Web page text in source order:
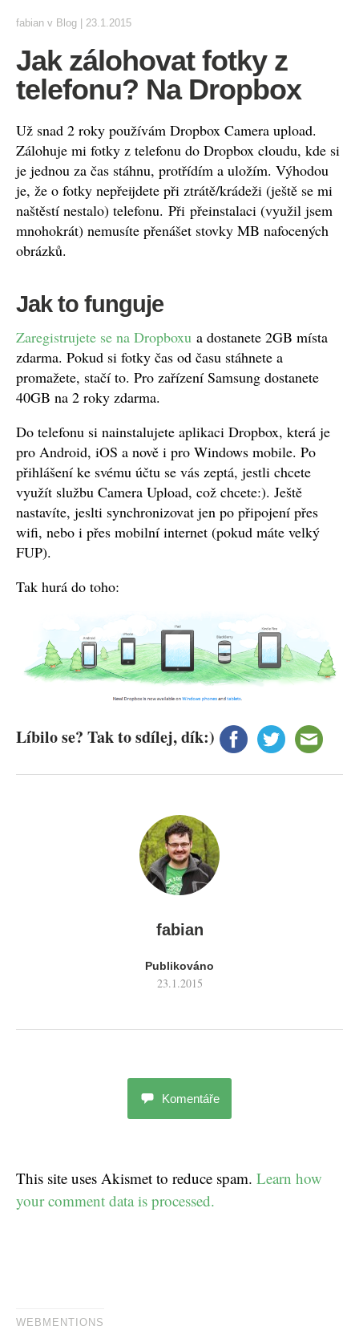
fabian v Blog 23.1.2015
Jak zálohovat fotky z
telefonu? Na Dropbox
Už snad 2 roky používám Dropbox Camera upload.
Zálohuje mi fotky z telefonu do Dropbox cloudu, kde si
je jednou za čas stáhnu, protřídím a uložím. Výhodou
je, že o fotky nepřeijdete při ztrátě/krádeži (ještě se mi
naštěstí nestalo) telefonu. Při přeinstalaci (využil jsem
mnohokrát) nemusíte přenášet stovky MB nafocených
obrázků.
Jak to funguje
Zaregistrujete se na Dropboxu a dostanete 2GB místa
zdarma. Pokud si fotky čas od času stáhnete a
promažete, stačí to. Pro zařízení Samsung dostanete
40GB na 2 roky zdarma.
Do telefonu si nainstalujete aplikaci Dropbox, která je
pro Android, iOS a nově i pro Windows mobile. Po
přihlášení ke svému účtu se vás zeptá, jestli chcete
využít službu Camera Upload, což chcete:). Ještě
nastavíte, jeslti synchronizovat jen po připojení přes
wifi, nebo i přes mobilní internet (pokud máte velký
FUP).
Tak hurá do toho:
Líbilo se? Tak to sdílej, dík:)
fabian
Publikováno
23.1.2015
Komentáře
This site uses Akismet to reduce spam. Learn how
your comment data is processed.
WEBMENTIONS